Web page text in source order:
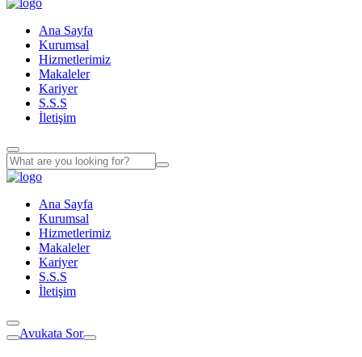
Ana Sayfa
Kurumsal
Hizmetlerimiz
Makaleler
Kariyer
S.S.S
İletişim
Ana Sayfa
Kurumsal
Hizmetlerimiz
Makaleler
Kariyer
S.S.S
İletişim
Avukata Sor